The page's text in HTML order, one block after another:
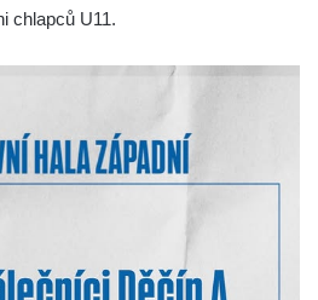
chlapců U11.